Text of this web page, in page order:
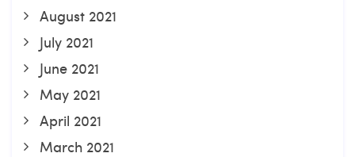
August 2021
July 2021
June 2021
May 2021
April 2021
March 2021